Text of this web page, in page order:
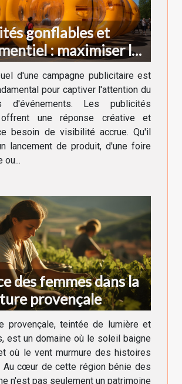
gonflables et
: maximiser la
d'une campagne publicitaire est
pour captiver l'attention du
d'événements. Les publicités
une réponse créative et
besoin de visibilité accrue. Qu'il
lancement de produit, d'une foire
ou...
des femmes dans la
provençale
provençale, teintée de lumière et
est un domaine où le soleil baigne
où le vent murmure des histoires
Au cœur de cette région bénie des
n'est pas seulement un patrimoine